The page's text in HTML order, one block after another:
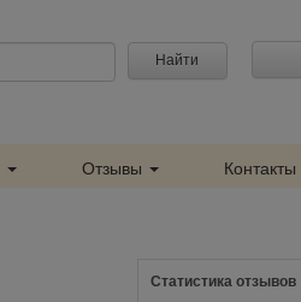
Найти
Отзывы Контакты
Статистика отзывов